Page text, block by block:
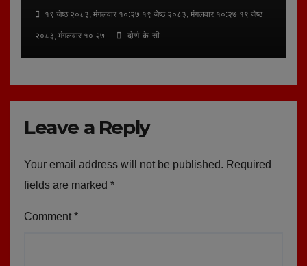
१९ जेष्ठ २०८३, मंगलवार १०:२७ १९ जेष्ठ २०८३, मंगलवार १०:२७ १९ जेष्ठ
२०८३, मंगलवार १०:२७ दोर्ण के.सी.
Leave a Reply
Your email address will not be published. Required
fields are marked *
Comment *